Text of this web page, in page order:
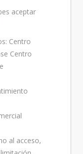
aceptar
Centro
Centro
al acceso,